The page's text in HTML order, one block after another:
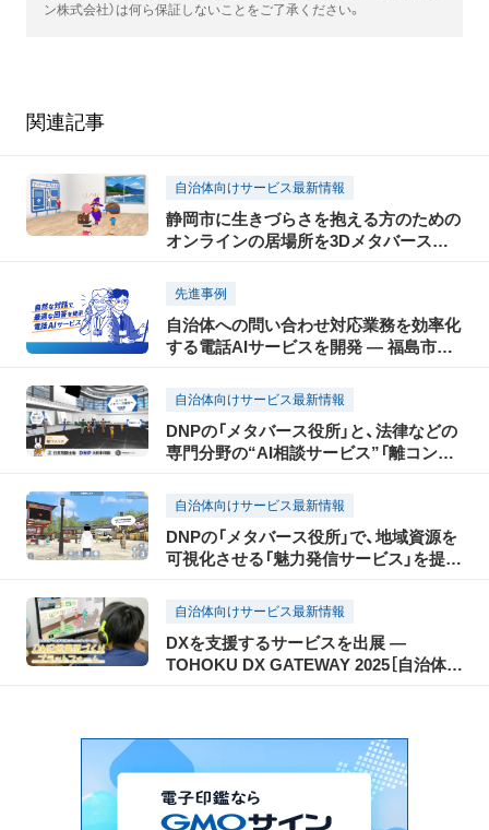
ン株式会社）は何ら保証しないことをご了承ください。
関連記事
自治体向けサービス最新情報
静岡市に生きづらさを抱える方のための
オンラインの居場所を3Dメタバースで
先進事例
自治体への問い合わせ対応業務を効率化
する電話AIサービスを開発 ― 福島市と
向上を目指す ―
自治体向けサービス最新情報
DNPの「メタバース役所」と、法律などの
専門分野の“AI相談サービス”「離コンパ
解決を支援します。
自治体向けサービス最新情報
DNPの「メタバース役所」で、地域資源を
可視化させる「魅力発信サービス」を提供
自治体向けサービス最新情報
DXを支援するサービスを出展 ―
TOHOKU DX GATEWAY 2025［自治体向